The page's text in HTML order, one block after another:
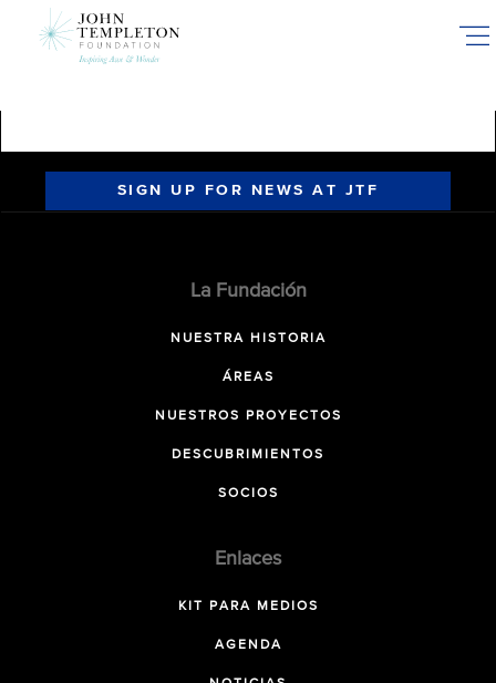
SIGN UP FOR NEWS AT JTF
La Fundación
NUESTRA HISTORIA
ÁREAS
NUESTROS PROYECTOS
DESCUBRIMIENTOS
SOCIOS
Enlaces
KIT PARA MEDIOS
AGENDA